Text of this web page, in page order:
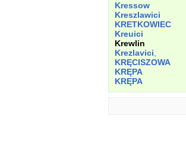
Kressow
Kreszlawici
KRETKOWIEC
Kreuici
Krewlin
Krezlavici
KRĘCISZOWA
KRĘPA
KRĘPA